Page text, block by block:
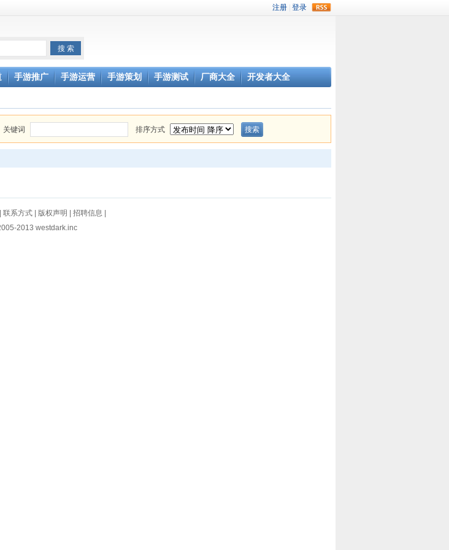
手游推广 手游运营 手游策划 手游测试 厂商大全 开发者大全
关键词 排序方式
联系方式| 版权声明 招聘信息
2013 westdark.inc